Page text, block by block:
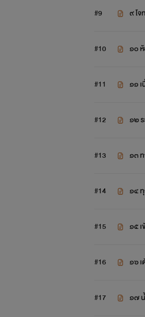
#9 ๙ โจ
#10 ๑๐
#11 ๑๑ เ
#12 ๑๒
#13 ๑๓
#14 ๑๔
#15 ๑๕ เ
#16 ๑๖ เ
#17 ๑๗